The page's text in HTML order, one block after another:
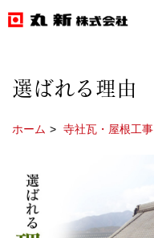
選ばれる理由
ホーム 寺社瓦・屋根工事